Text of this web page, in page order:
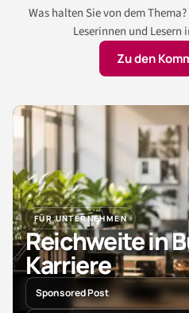
Was halten Sie von dem
Leserinnen und Lesern
Zu den
FÜR UNTERNEHMEN
Reichweite in
Karriere
Sponsored Post